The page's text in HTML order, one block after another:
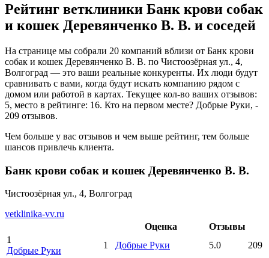
Рейтинг ветклиники Банк крови собак
и кошек Деревянченко В. В. и соседей
На странице мы собрали 20 компаний вблизи от Банк крови
собак и кошек Деревянченко В. В. по Чистоозёрная ул., 4,
Волгоград — это ваши реальные конкуренты. Их люди будут
сравнивать с вами, когда будут искать компанию рядом с
домом или работой в картах. Текущее кол-во ваших отзывов:
5, место в рейтинге: 16. Кто на первом месте? Добрые Руки, -
209 отзывов.
Чем больше у вас отзывов и чем выше рейтинг, тем больше
шансов привлечь клиента.
Банк крови собак и кошек Деревянченко В. В.
Чистоозёрная ул., 4, Волгоград
vetklinika-vv.ru
Оценка
Отзывы
1
Добрые Руки
1 Добрые Руки 5.0
209